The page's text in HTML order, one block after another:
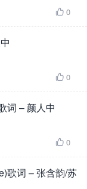
 0
 0
词 – 颜人中
 0
歌词 – 张含韵/苏